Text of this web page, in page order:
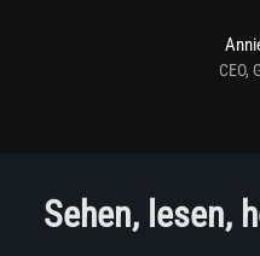
CEO,
Sehen, lesen,